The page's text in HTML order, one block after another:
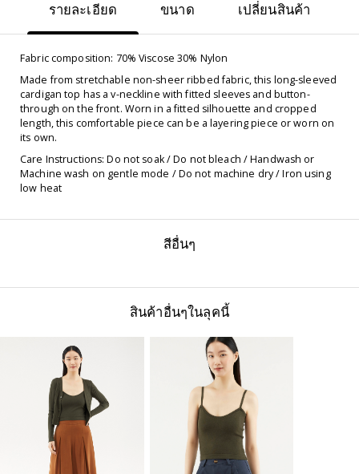
รายละเอียด ขนาด เปลี่ยนสินค้า
Fabric composition: 70% Viscose 30% Nylon
Made from stretchable non-sheer ribbed fabric, this long-sleeved
cardigan top has a v-neckline with fitted sleeves and button-
through on the front. Worn in a fitted silhouette and cropped
length, this comfortable piece can be a layering piece or worn on
its own.
Care Instructions: Do not soak / Do not bleach / Handwash or
Machine wash on gentle mode / Do not machine dry / Iron using
low heat
สีอื่นๆ
สินค้าอื่นๆในลุคนี้